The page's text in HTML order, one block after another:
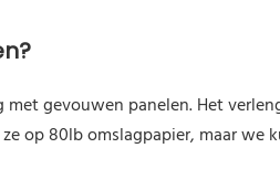
gevouwen panelen. Het
op 80lb omslagpapier, maar we